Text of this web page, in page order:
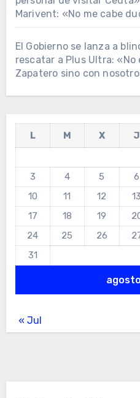
Marivent: «No me cabe
El Gobierno se lanza a
rescatar a Plus Ultra:
Zapatero sino con
L M X J
3
4 5 6
10
11 12 13
17
18 19
24
25 26
31
« Jul